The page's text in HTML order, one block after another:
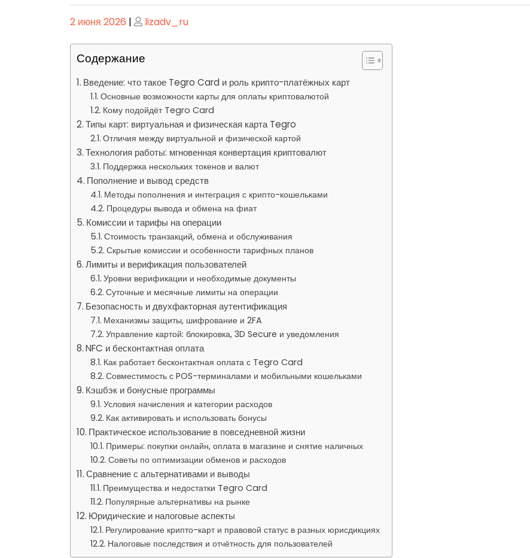
Опубликовано
2 июня 2026 | Опубликовано
lizadv_ru
Содержание
Введение: что такое Tegro Card и роль крипто-платёжных карт
Основные возможности карты для оплаты криптовалютой
Кому подойдёт Tegro Card
Типы карт: виртуальная и физическая карта Tegro
Отличия между виртуальной и физической картой
Технология работы: мгновенная конвертация криптовалют
Поддержка нескольких токенов и валют
Пополнение и вывод средств
Методы пополнения и интеграция с крипто-кошельками
Процедуры вывода и обмена на фиат
Комиссии и тарифы на операции
Стоимость транзакций, обмена и обслуживания
Скрытые комиссии и особенности тарифных планов
Лимиты и верификация пользователей
Уровни верификации и необходимые документы
Суточные и месячные лимиты на операции
Безопасность и двухфакторная аутентификация
Механизмы защиты, шифрование и 2FA
Управление картой: блокировка, 3D Secure и уведомления
NFC и бесконтактная оплата
Как работает бесконтактная оплата с Tegro Card
Совместимость с POS-терминалами и мобильными кошельками
Кэшбэк и бонусные программы
Условия начисления и категории расходов
Как активировать и использовать бонусы
Практическое использование в повседневной жизни
Примеры: покупки онлайн, оплата в магазине и снятие наличных
Советы по оптимизации обменов и расходов
Сравнение с альтернативами и выводы
Преимущества и недостатки Tegro Card
Популярные альтернативы на рынке
Юридические и налоговые аспекты
Регулирование крипто-карт и правовой статус в разных юрисдикциях
Налоговые последствия и отчётность для пользователей